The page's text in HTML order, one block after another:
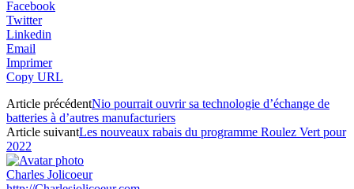
Facebook
Twitter
Linkedin
Email
Imprimer
Copy URL
Article précédentNio pourrait ouvrir sa technologie d’échange de
batteries à d’autres manufacturiers
Article suivantLes nouveaux rabais du programme Roulez Vert pour
2022
Charles Jolicoeur